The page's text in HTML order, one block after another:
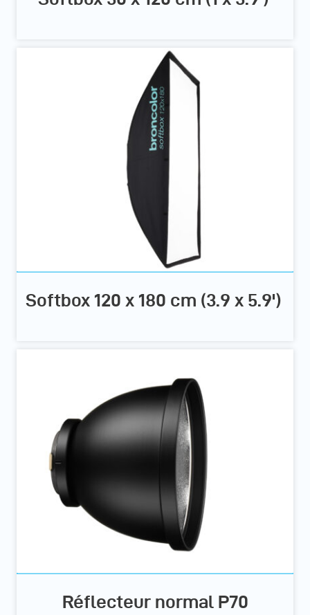
Softbox 120 x 180 cm (3.9 x 5.9')
Réflecteur normal P70